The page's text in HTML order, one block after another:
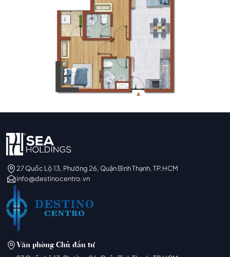
27 Quốc Lộ 13, Phường 26, Quận Bình Thạnh, TP.HCM
info@destinocentro.vn
Văn phòng Chủ đầu tư